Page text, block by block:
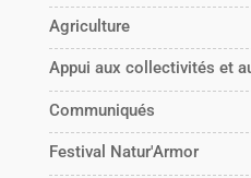
Agriculture
Appui aux collectivités et
Communiqués
Festival Natur'Armor